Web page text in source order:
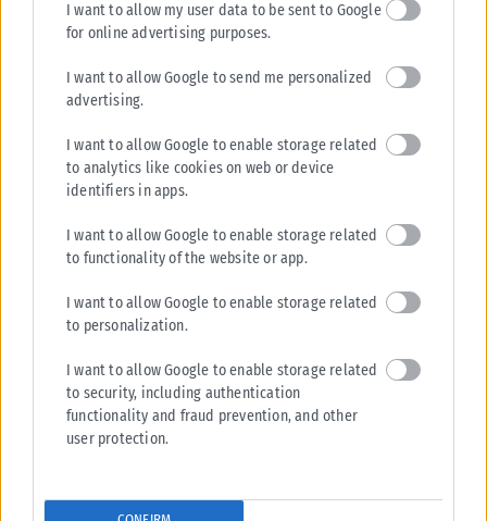
I want to allow my user data to be sent to Google
for online advertising purposes.
I want to allow Google to send me personalized
advertising.
I want to allow Google to enable storage related
to analytics like cookies on web or device
identifiers in apps.
I want to allow Google to enable storage related
to functionality of the website or app.
I want to allow Google to enable storage related
to personalization.
I want to allow Google to enable storage related
to security, including authentication
functionality and fraud prevention, and other
user protection.